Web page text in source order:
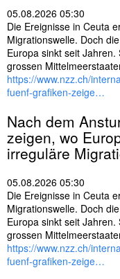
05.08.2026 05:30
Die Ereignisse in Ceuta
Migrationswelle. Doch
Europa sinkt seit
grossen
https://www.nzz.ch/
fuenf-grafiken-zeige…
Nach dem
zeigen, wo
irreguläre
05.08.2026 05:30
Die Ereignisse in Ceuta
Migrationswelle. Doch
Europa sinkt seit
grossen
https://www.nzz.ch/
fuenf-grafiken-zeige…